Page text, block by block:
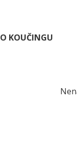
O KOUČINGU